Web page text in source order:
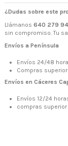
¿Dudas sobre este
Llámanos 640 279
sin compromiso. Tu
Envíos a Península
Envíos 24/48
Compras
Envíos en Cáceres
Envíos 12/24
compras